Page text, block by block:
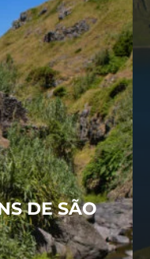
DE SÃO